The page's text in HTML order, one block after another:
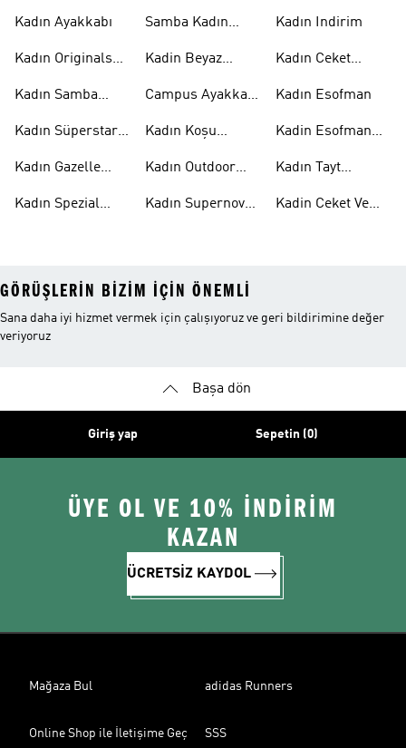
Kadın Ayakkabı
Kadın Originals
Kadın Samba
Kadın Süperstar
Kadın Gazelle
Kadın Spezial
Samba Kadın
Kadin Beyaz
Campus Ayakkabı
Kadın Koşu
Kadın Outdoor
Kadın Supernova
Kadın Indirim
Kadın Ceket
Kadın Esofman
Kadin Esofman
Kadın Tayt
Kadin Ceket Ve
GÖRÜŞLERIN BIZIM IÇIN ÖNEMLI
Sana daha iyi hizmet vermek için çalışıyoruz ve geri bildirimine değer
veriyoruz
Başa dön
Giriş yap Sepetin (0)
ÜYE OL VE 10% İNDİRİM
KAZAN
ÜCRETSİZ KAYDOL
Mağaza Bul adidas Runners
Online Shop ile İletişime Geç SSS